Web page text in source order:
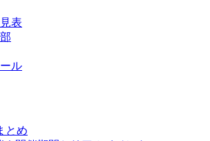
表
ル
とめ